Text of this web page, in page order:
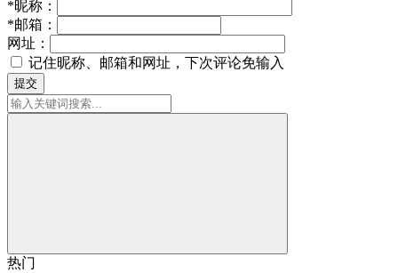
*昵称：
*邮箱：
网址：
记住昵称、邮箱和网址，下次评论免输入
提交
热门